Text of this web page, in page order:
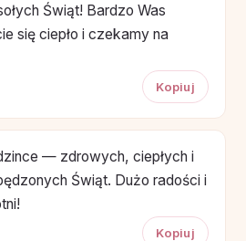
Świąt! Bardzo Was
się ciepło i czekamy na
Kopiuj
— zdrowych, ciepłych i
Świąt. Dużo radości i
Kopiuj